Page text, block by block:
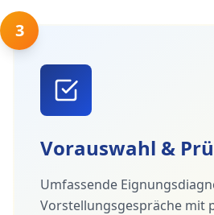
3
Vorauswahl &
Umfassende
Vorstellungsgespräche mit